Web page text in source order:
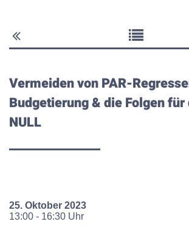
Vermeiden von PAR-
Budgetierung & die Folgen
NULL
25. Oktober 2023
13:00 - 16:30 Uhr